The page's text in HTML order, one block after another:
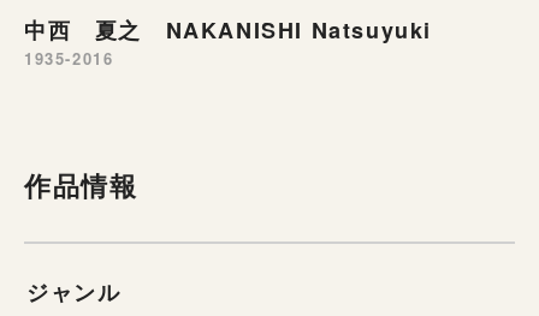
中西 夏之 NAKANISHI Natsuyuki
1935-2016
作品情報
ジャンル